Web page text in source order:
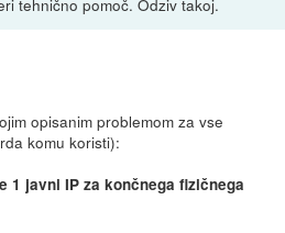
tehnično pomoč. Odziv takoj.
opisanim problemom za vse
komu koristi):
1 javni IP za končnega fizičnega